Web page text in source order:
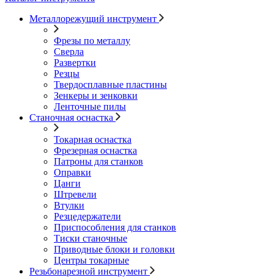
Металлорежущий инструмент
Фрезы по металлу
Сверла
Развертки
Резцы
Твердосплавные пластины
Зенкеры и зенковки
Ленточные пилы
Станочная оснастка
Токарная оснастка
Фрезерная оснастка
Патроны для станков
Оправки
Цанги
Штревели
Втулки
Резцедержатели
Приспособления для станков
Тиски станочные
Приводные блоки и головки
Центры токарные
Резьбонарезной инструмент